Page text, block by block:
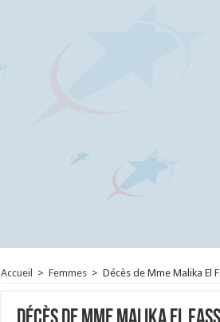
Accueil > Femmes > Décès de Mme Malika El